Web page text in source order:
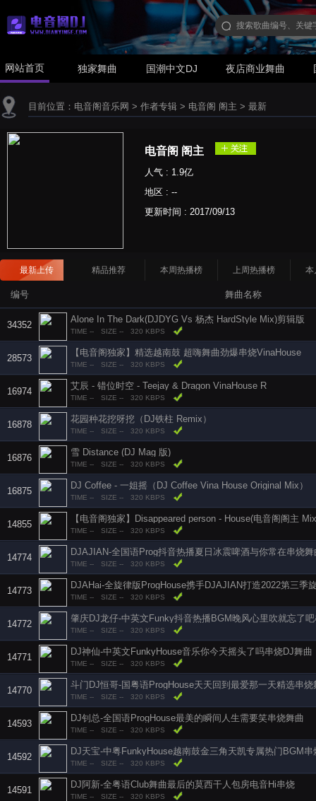
网站首页 独家舞曲 国潮中文DJ 夜店商业舞曲
目前位置： 电音阁音乐网 > 作者专辑 > 电音阁 阁主 > 最新
电音阁 阁主
人气 : 1.9亿
地区 : --
更新时间 : 2017/09/13
最新上传 精品推荐 本周热播榜 上周热播榜 本
编号 舞曲名称
34352
Alone In The Dark(DJDYG Vs 杨杰 HardStyle Mix)剪辑版
TIME -- SIZE -- 320 KBPS
28573
【电音阁独家】精选越南鼓 超嗨舞曲劲爆串烧VinaHouse
TIME -- SIZE -- 320 KBPS
16974
艾辰 - 错位时空 - Teejay & Dragon VinaHouse R
TIME -- SIZE -- 320 KBPS
16878
花园种花挖呀挖（DJ铁柱 Remix）
TIME -- SIZE -- 320 KBPS
16876
雪 Distance (DJ Mag 版)
TIME -- SIZE -- 320 KBPS
16875
DJ Coffee - 一姐摇（DJ Coffee Vina House Original Mix）
TIME -- SIZE -- 320 KBPS
14855
【电音阁独家】Disappeared person - House(电音阁阁主
TIME -- SIZE -- 320 KBPS
14774
DJAJIAN-全国语Prog抖音热播夏日冰震啤酒与你常在串烧舞
TIME -- SIZE -- 320 KBPS
14773
DJAHai-全旋律版ProgHouse携手DJAJIAN打造2022第三季
TIME -- SIZE -- 320 KBPS
14772
肇庆DJ龙仔-中英文Funky抖音热播BGM晚风心里吹就忘了
TIME -- SIZE -- 320 KBPS
14771
DJ神仙-中英文FunkyHouse音乐你今天摇头了吗串烧DJ舞曲
TIME -- SIZE -- 320 KBPS
14770
斗门DJ恒哥-国粤语ProgHouse天天回到最爱那一天精选串烧
TIME -- SIZE -- 320 KBPS
14593
DJ钊总-全国语ProgHouse最美的瞬间人生需要笑串烧舞曲
TIME -- SIZE -- 320 KBPS
14592
DJ天宝-中粤FunkyHouse越南鼓金三角天凯专属热门BGM串
TIME -- SIZE -- 320 KBPS
14591
DJ阿新-全粤语Club舞曲最后的莫西干人包房电音Hi串烧
TIME -- SIZE -- 320 KBPS